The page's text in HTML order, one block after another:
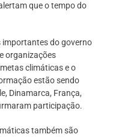
que o tempo do
importantes do governo
organizações
climáticas e o
estão sendo
Dinamarca, França,
participação.
também são